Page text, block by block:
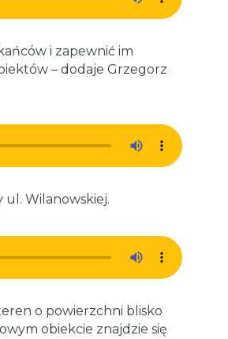
i zapewnić im
– dodaje Grzegorz
ul. Wilanowskiej.
o powierzchni blisko
obiekcie znajdzie się